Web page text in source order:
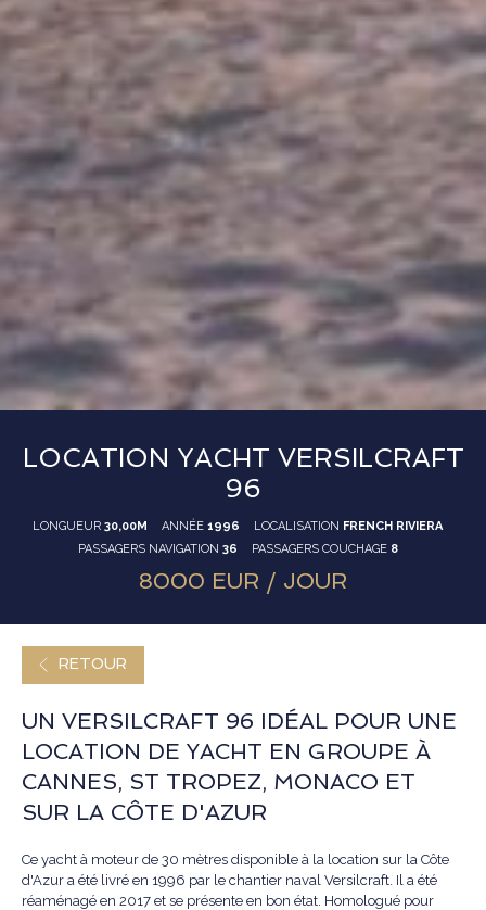
LOCATION YACHT VERSILCRAFT
96
LONGUEUR 30,00M ANNÉE 1996 LOCALISATION FRENCH RIVIERA
PASSAGERS NAVIGATION 36 PASSAGERS COUCHAGE 8
8000 EUR / JOUR
RETOUR
UN VERSILCRAFT 96 IDÉAL POUR UNE
LOCATION DE YACHT EN GROUPE À
CANNES, ST TROPEZ, MONACO ET
SUR LA CÔTE D'AZUR
Ce yacht à moteur de 30 mètres disponible à la location sur la Côte
d'Azur a été livré en 1996 par le chantier naval Versilcraft. Il a été
réaménagé en 2017 et se présente en bon état. Homologué pour